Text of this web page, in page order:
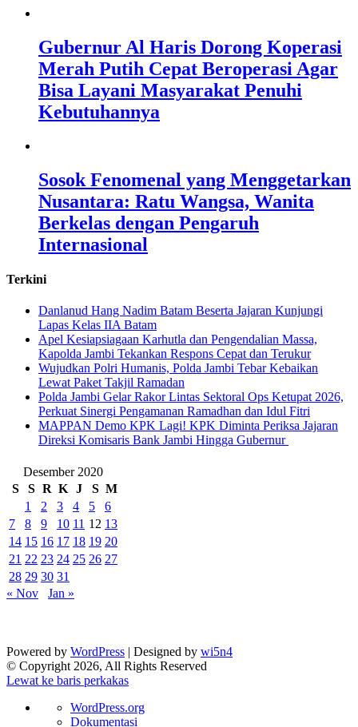
Gubernur Al Haris Dorong Koperasi
Merah Putih Cepat Beroperasi Agar
Bisa Layani Masyarakat Penuhi
Kebutuhannya
Sosok Fenomenal yang Menggetarkan
Nusantara: Ratu Wangsa, Wanita
Berkelas dengan Pengaruh
Internasional
Terkini
Danlanud Hang Nadim Batam Beserta Jajaran Kunjungi
Lapas Kelas IIA Batam
Apel Kesiapsiagaan Karhutla dan Pengendalian Massa,
Kapolda Jambi Tekankan Respons Cepat dan Terukur
Wujudkan Polri Humanis, Polda Jambi Tebar Kebaikan
Lewat Paket Takjil Ramadan
Polda Jambi Gelar Rakor Lintas Sektoral Ops Ketupat 2026,
Perkuat Sinergi Pengamanan Ramadhan dan Idul Fitri
‎MAPPAN Demo KPK Lagi! KPK Diminta Periksa Jajaran
Direksi Komisaris Bank Jambi Hingga Gubernur ‎
Desember 2020
S
S R K J S M
1
2 3 4 5
6
7
8 9 10 11 12 13
14 15 16 17 18 19 20
21 22 23 24 25 26 27
28 29 30 31
« Nov
Jan »
Powered by WordPress | Designed by wi5n4
© Copyright 2026, All Rights Reserved
Lewat ke baris perkakas
Tentang
WordPress
WordPress.org
Dokumentasi